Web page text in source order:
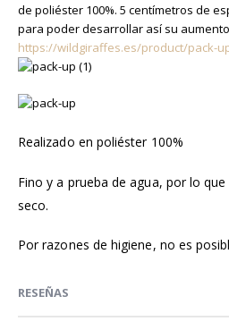
de poliéster 100%. 5 centímetros de
para poder desarrollar así su
https://wildgiraffes.es/product/pack-
Realizado en poliéster 100%
Fino y a prueba de agua, por lo
seco.
Por razones de higiene, no es
RESEÑAS